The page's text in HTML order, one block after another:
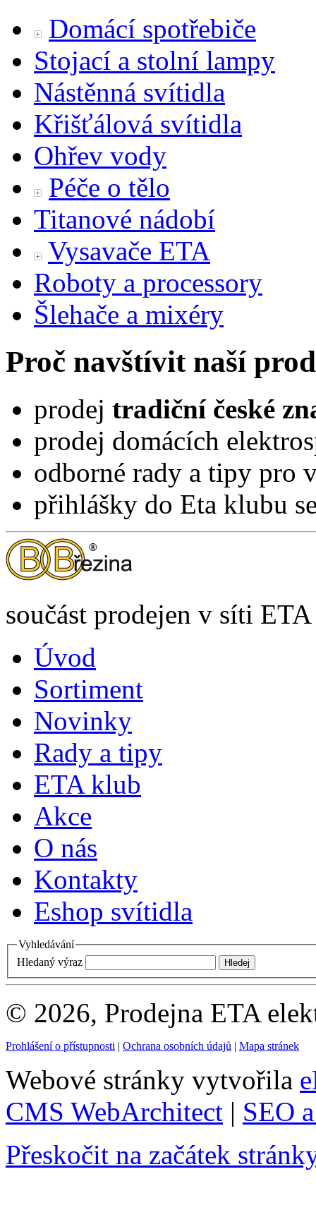
Domácí spotřebiče
Stojací a stolní lampy
Nástěnná svítidla
Křišťálová svítidla
Ohřev vody
Péče o tělo
Titanové nádobí
Vysavače ETA
Roboty a processory
Šlehače a mixéry
Proč navštívit naší
prodej tradiční české
prodej domácích
odborné rady a tipy pro
přihlášky do Eta klubu
součást prodejen v síti ETA
Úvod
Sortiment
Novinky
Rady a tipy
ETA klub
Akce
O nás
Kontakty
Eshop svítidla
Vyhledávání
Hledaný výraz
© 2026, Prodejna ETA
Prohlášení o přístupnosti | Ochrana osobních údajů | Mapa stránek
Webové stránky vytvořila
CMS WebArchitect | SEO
Přeskočit na začátek